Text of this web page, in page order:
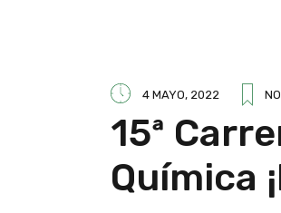
4 MAYO, 2022
15ª
Química